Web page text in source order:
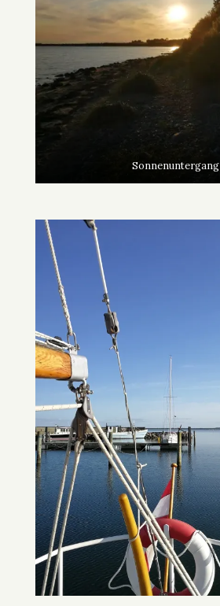
Sonnenuntergang